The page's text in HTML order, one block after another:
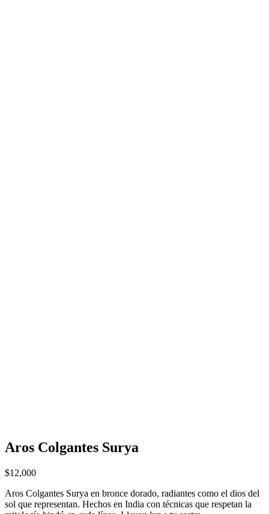
Aros Colgantes Surya
$12,000
Aros Colgantes Surya en bronce dorado, radiantes como el dios del
sol que representan. Hechos en India con técnicas que respetan la